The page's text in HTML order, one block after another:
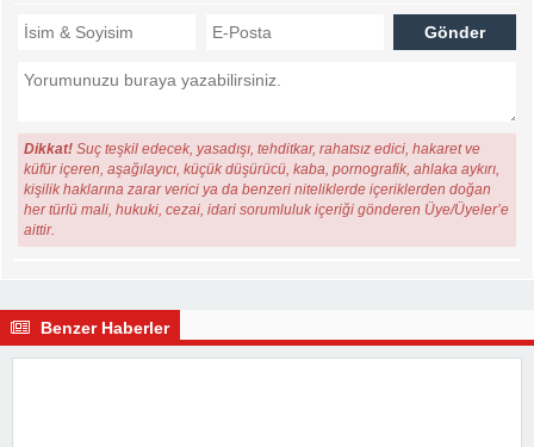
Dikkat! Suç teşkil edecek, yasadışı, tehditkar, rahatsız edici, hakaret ve
küfür içeren, aşağılayıcı, küçük düşürücü, kaba, pornografik, ahlaka aykırı,
kişilik haklarına zarar verici ya da benzeri niteliklerde içeriklerden doğan
her türlü mali, hukuki, cezai, idari sorumluluk içeriği gönderen Üye/Üyeler’e
aittir.
Benzer Haberler